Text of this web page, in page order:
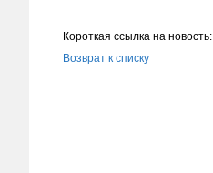
Короткая ссылка на новость:
Возврат к списку